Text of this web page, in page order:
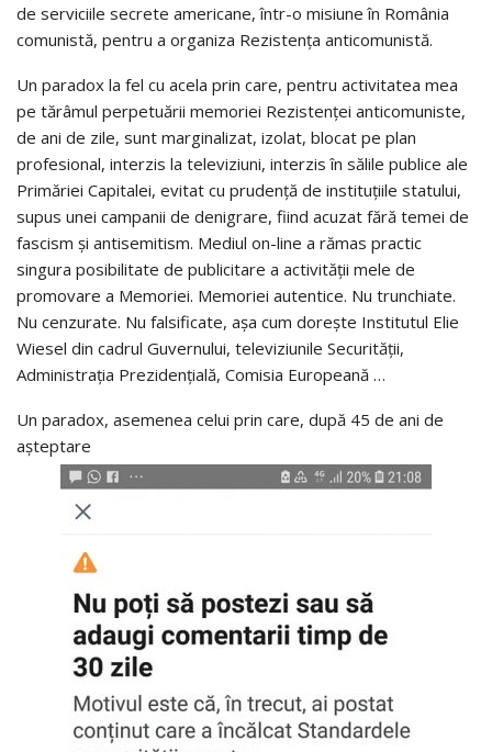
de serviciile secrete americane, într-o misiune în România
comunistă, pentru a organiza Rezistența anticomunistă.
Un paradox la fel cu acela prin care, pentru activitatea mea
pe tărâmul perpetuării memoriei Rezistenței anticomuniste,
de ani de zile, sunt marginalizat, izolat, blocat pe plan
profesional, interzis la televiziuni, interzis în sălile publice ale
Primăriei Capitalei, evitat cu prudență de instituțiile statului,
supus unei campanii de denigrare, fiind acuzat fără temei de
fascism și antisemitism. Mediul on-line a rămas practic
singura posibilitate de publicitare a activității mele de
promovare a Memoriei. Memoriei autentice. Nu trunchiate.
Nu cenzurate. Nu falsificate, așa cum dorește Institutul Elie
Wiesel din cadrul Guvernului, televiziunile Securității,
Administrația Prezidențială, Comisia Europeană …
Un paradox, asemenea celui prin care, după 45 de ani de
așteptare